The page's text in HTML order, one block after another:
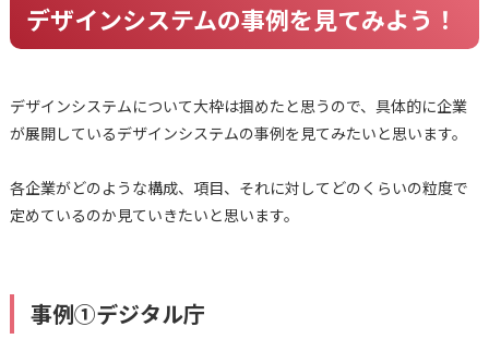
デザインシステムの事例を見てみよう！
デザインシステムについて大枠は掴めたと思うので、具体的に企業
が展開しているデザインシステムの事例を見てみたいと思います。
各企業がどのような構成、項目、それに対してどのくらいの粒度で
定めているのか見ていきたいと思います。
事例①デジタル庁